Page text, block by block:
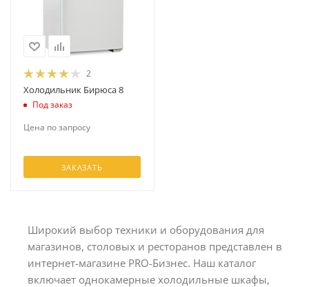
2
Холодильник Бирюса 8
Под заказ
Цена по запросу
ЗАКАЗАТЬ
Широкий выбор техники и оборудования для
магазинов, столовых и ресторанов представлен в
интернет-магазине PRO-Бизнес. Наш каталог
включает однокамерные холодильные шкафы,